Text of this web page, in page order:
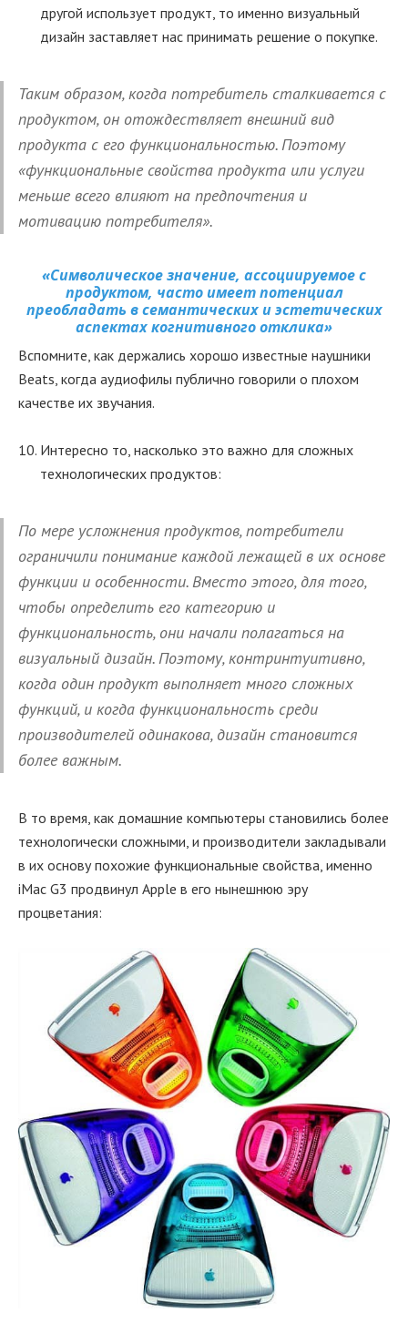
другой использует продукт, то именно визуальный
дизайн заставляет нас принимать решение о покупке.
Таким образом, когда потребитель сталкивается с
продуктом, он отождествляет внешний вид
продукта с его функциональностью. Поэтому
«функциональные свойства продукта или услуги
меньше всего влияют на предпочтения и
мотивацию потребителя».
«Символическое значение, ассоциируемое с
продуктом, часто имеет потенциал
преобладать в семантических и эстетических
аспектах когнитивного отклика»
Вспомните, как держались хорошо известные наушники
Beats, когда аудиофилы публично говорили о плохом
качестве их звучания.
Интересно то, насколько это важно для сложных
технологических продуктов:
По мере усложнения продуктов, потребители
ограничили понимание каждой лежащей в их основе
функции и особенности. Вместо этого, для того,
чтобы определить его категорию и
функциональность, они начали полагаться на
визуальный дизайн. Поэтому, контринтуитивно,
когда один продукт выполняет много сложных
функций, и когда функциональность среди
производителей одинакова, дизайн становится
более важным.
В то время, как домашние компьютеры становились более
технологически сложными, и производители закладывали
в их основу похожие функциональные свойства, именно
iMac G3 продвинул Apple в его нынешнюю эру
процветания: